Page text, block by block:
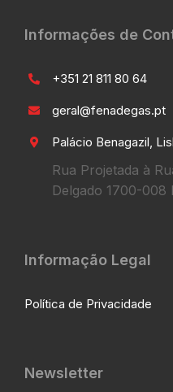
Informações de
+351 21 811 80 64
geral@fenadegas.pt
Palácio Benagazil,
Rua Projetada à
Delgado 1700-008
Informação Legal
Política de Privacidade
Newsletter